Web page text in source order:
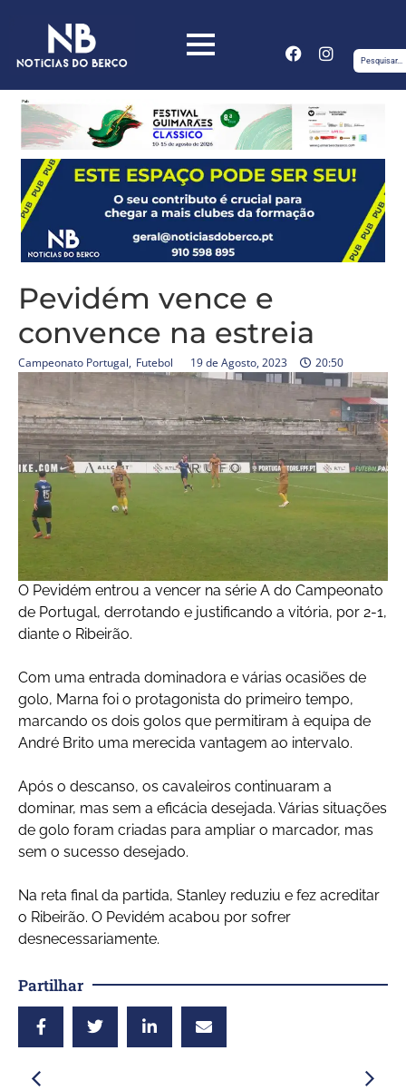
Pevidém vence e
convence na estreia
Campeonato Portugal, Futebol 19 de Agosto, 2023 20:50
O Pevidém entrou a vencer na série A do Campeonato
de Portugal, derrotando e justificando a vitória, por 2-1,
diante o Ribeirão.
Com uma entrada dominadora e várias ocasiões de
golo, Marna foi o protagonista do primeiro tempo,
marcando os dois golos que permitiram à equipa de
André Brito uma merecida vantagem ao intervalo.
Após o descanso, os cavaleiros continuaram a
dominar, mas sem a eficácia desejada. Várias situações
de golo foram criadas para ampliar o marcador, mas
sem o sucesso desejado.
Na reta final da partida, Stanley reduziu e fez acreditar
o Ribeirão. O Pevidém acabou por sofrer
desnecessariamente.
Partilhar